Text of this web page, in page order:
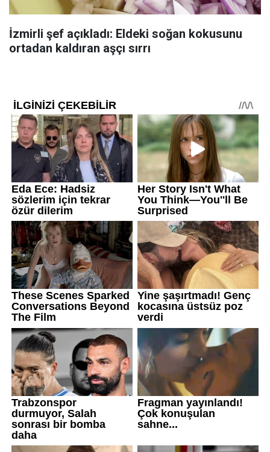
İzmirli şef açıkladı: Eldeki soğan kokusunu
ortadan kaldıran aşçı sırrı